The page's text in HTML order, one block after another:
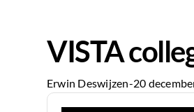
VISTA
Erwin Deswijzen-20